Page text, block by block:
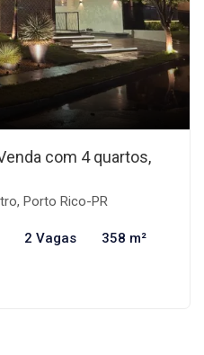
com 4 quartos,
Porto Rico-PR
2 Vagas 358 m²